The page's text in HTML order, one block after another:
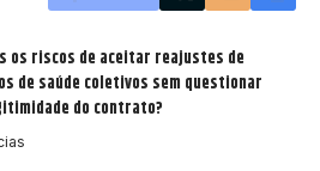
os riscos de aceitar reajustes de
de saúde coletivos sem questionar
do contrato?